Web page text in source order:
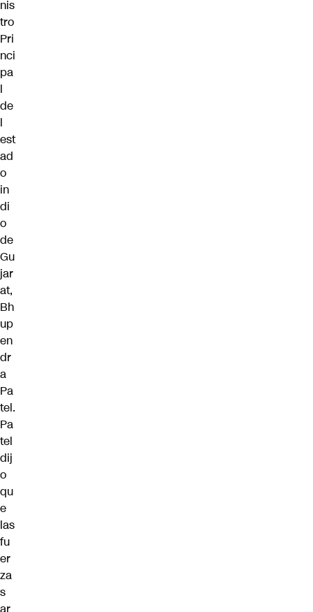
nis
tro
Pri
nci
pa
l
de
l
est
ad
o
in
di
o
de
Gu
jar
at,
Bh
up
en
dr
a
Pa
tel.
Pa
tel
dij
o
qu
e
las
fu
er
za
s